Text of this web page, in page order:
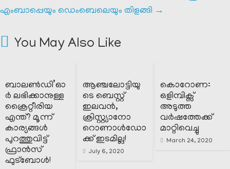
എംബാപ്പെയും ഡെംബെലെയും തിളങ്ങി →
You May Also Like
ബാലൺഡി’ഓ
ർ ലഭിക്കാനുള്ള
ക്രൈറ്റീരിയ
എന്ത്? മൂന്ന്
കാര്യങ്ങൾ
പുറത്തുവിട്ട്
ഫ്രാൻസ്
ഫുട്ബോൾ!
ആഞ്ചലോട്ടിയു
ടെ ബെസ്റ്റ്
ഇലവൻ,
ക്രിസ്റ്റ്യാനോ
റൊണാൾഡോ
ക്ക് ഇടമില്ല!
July 6, 2020
കൊറോണ:
ഒളിമ്പിക്സ്
അടുത്ത
വർഷത്തേക്ക്
മാറ്റിവെച്ചു
March 24, 2020